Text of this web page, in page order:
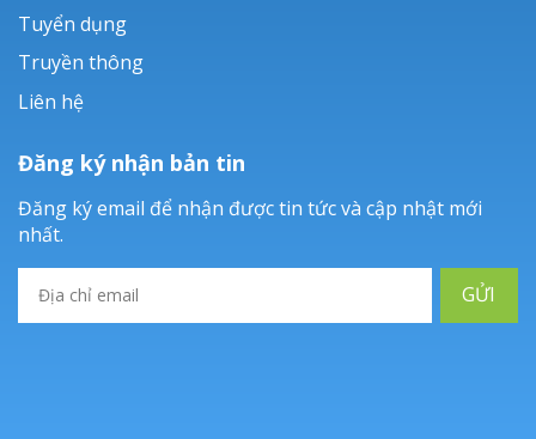
Tuyển dụng
Truyền thông
Liên hệ
Đăng ký nhận bản tin
Đăng ký email để nhận được tin tức và cập nhật mới
nhất.
GỬI